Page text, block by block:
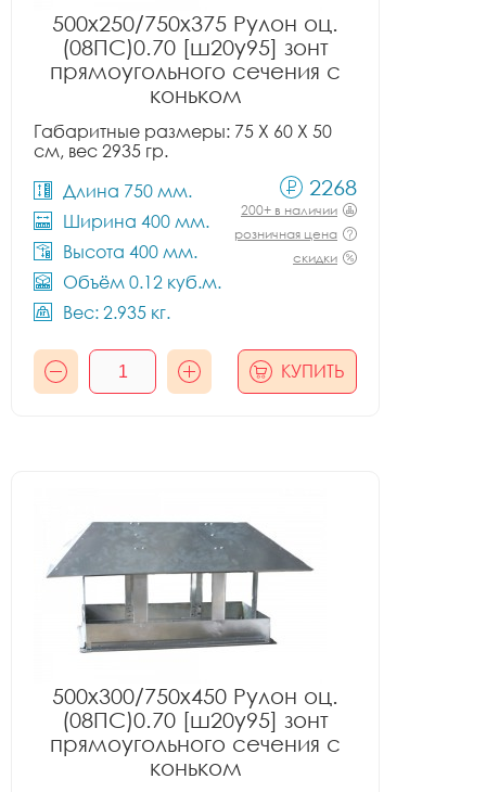
500x250/750x375 Рулон оц.
(08ПС)0.70 [ш20у95] зонт
прямоугольного сечения с
коньком
Габаритные размеры: 75 X 60 X 50
см, вес 2935 гр.
Длина 750 мм.
Ширина 400 мм.
Высота 400 мм.
Объём 0.12 куб.м.
Вес: 2.935 кг.
2268
200+ в наличии
розничная цена
скидки
КУПИТЬ
500x300/750x450 Рулон оц.
(08ПС)0.70 [ш20у95] зонт
прямоугольного сечения с
коньком